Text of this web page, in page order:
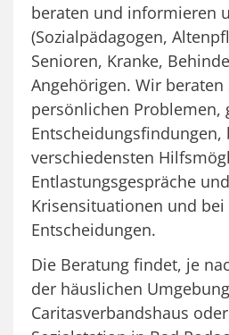
beraten und informieren
(Sozialpädagogen,
Senioren, Kranke,
Angehörigen. Wir beraten
persönlichen Problemen,
verschiedensten
Entlastungsgespräche
Krisensituationen und
Entscheidungen.
Die Beratung findet, je
der häuslichen
Caritasverbandshaus